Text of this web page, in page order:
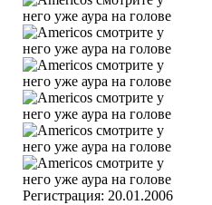
Регистрация: 20.01.2006